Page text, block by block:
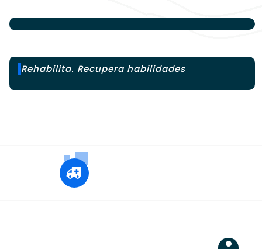
Rehabilita. Recupera habilidades